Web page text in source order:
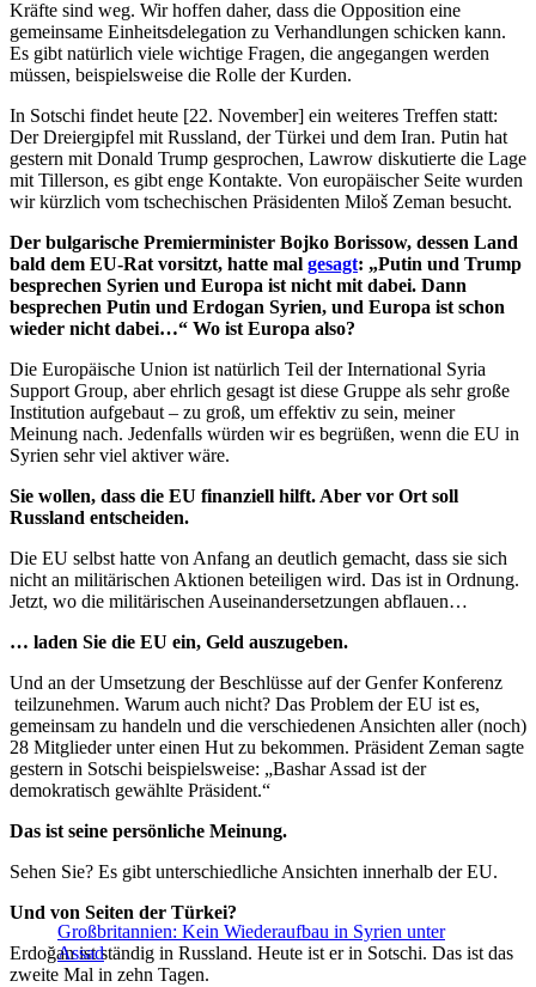
Kräfte sind weg. Wir hoffen daher, dass die Opposition eine
gemeinsame Einheitsdelegation zu Verhandlungen schicken kann.
Es gibt natürlich viele wichtige Fragen, die angegangen werden
müssen, beispielsweise die Rolle der Kurden.
In Sotschi findet heute [22. November] ein weiteres Treffen statt:
Der Dreiergipfel mit Russland, der Türkei und dem Iran. Putin hat
gestern mit Donald Trump gesprochen, Lawrow diskutierte die Lage
mit Tillerson, es gibt enge Kontakte. Von europäischer Seite wurden
wir kürzlich vom tschechischen Präsidenten Miloš Zeman besucht.
Der bulgarische Premierminister Bojko Borissow, dessen Land
bald dem EU-Rat vorsitzt, hatte mal gesagt: „Putin und Trump
besprechen Syrien und Europa ist nicht mit dabei. Dann
besprechen Putin und Erdogan Syrien, und Europa ist schon
wieder nicht dabei…“ Wo ist Europa also?
Die Europäische Union ist natürlich Teil der International Syria
Support Group, aber ehrlich gesagt ist diese Gruppe als sehr große
Institution aufgebaut – zu groß, um effektiv zu sein, meiner
Meinung nach. Jedenfalls würden wir es begrüßen, wenn die EU in
Syrien sehr viel aktiver wäre.
Sie wollen, dass die EU finanziell hilft. Aber vor Ort soll
Russland entscheiden.
Die EU selbst hatte von Anfang an deutlich gemacht, dass sie sich
nicht an militärischen Aktionen beteiligen wird. Das ist in Ordnung.
Jetzt, wo die militärischen Auseinandersetzungen abflauen…
… laden Sie die EU ein, Geld auszugeben.
Und an der Umsetzung der Beschlüsse auf der Genfer Konferenz
teilzunehmen. Warum auch nicht? Das Problem der EU ist es,
gemeinsam zu handeln und die verschiedenen Ansichten aller (noch)
28 Mitglieder unter einen Hut zu bekommen. Präsident Zeman sagte
gestern in Sotschi beispielsweise: „Bashar Assad ist der
demokratisch gewählte Präsident.“
Das ist seine persönliche Meinung.
Sehen Sie? Es gibt unterschiedliche Ansichten innerhalb der EU.
Großbritannien: Kein Wiederaufbau in Syrien unter
Assad
Und von Seiten der Türkei?
Erdoğan ist ständig in Russland. Heute ist er in Sotschi. Das ist das
zweite Mal in zehn Tagen.